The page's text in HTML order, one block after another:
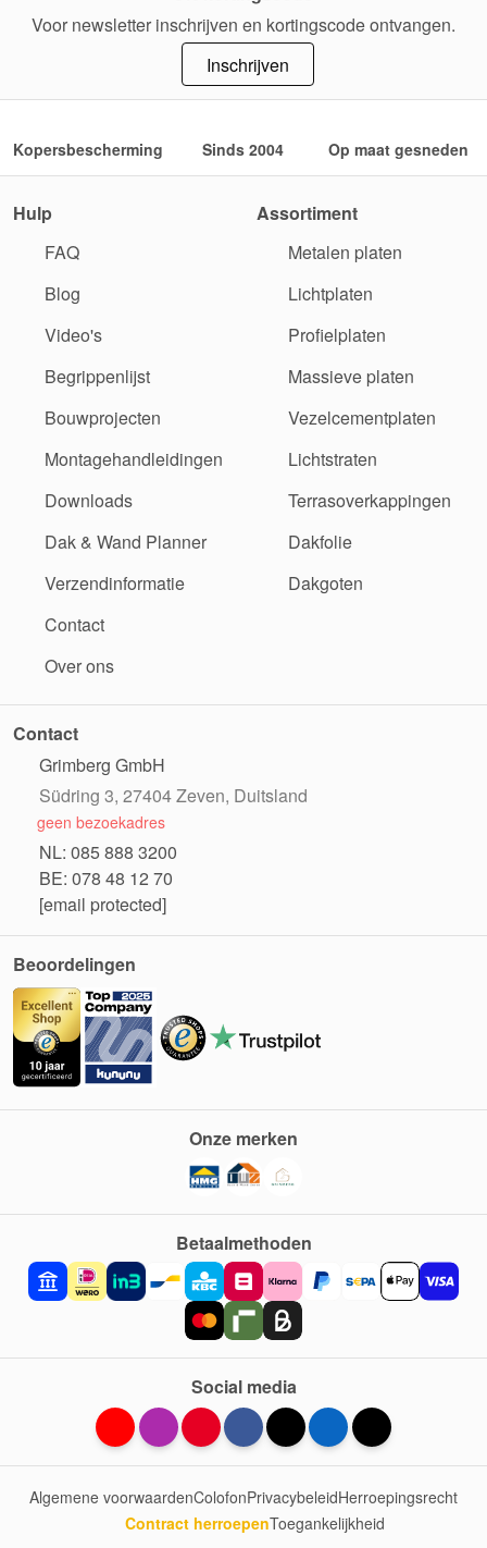
Voor newsletter inschrijven en kortingscode ontvangen.
Inschrijven
Kopersbescherming Sinds 2004 Op maat gesneden
Hulp
FAQ
Blog
Video's
Begrippenlijst
Bouwprojecten
Montagehandleidingen
Downloads
Dak & Wand Planner
Verzendinformatie
Contact
Over ons
Assortiment
Metalen platen
Lichtplaten
Profielplaten
Massieve platen
Vezelcementplaten
Lichtstraten
Terrasoverkappingen
Dakfolie
Dakgoten
Contact
Grimberg GmbH
Südring 3, 27404 Zeven, Duitsland
geen bezoekadres
NL: 085 888 3200
BE: 078 48 12 70
[email protected]
Beoordelingen
Betaalmethoden
Onze merken
Social media
Algemene voorwaardenColofonPrivacybeleidHerroepingsrecht
Contract herroepenToegankelijkheid